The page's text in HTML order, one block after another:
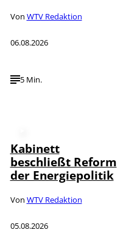
Von WTV Redaktion
06.08.2026
5 Min.
Kabinett
beschließt Reform
der Energiepolitik
Von WTV Redaktion
05.08.2026